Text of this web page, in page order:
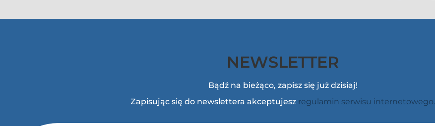
NEWSLETTER
Bądź na bieżąco, zapisz się już dzisiaj!
Zapisując się do newslettera akceptujesz regulamin serwisu internetowego.